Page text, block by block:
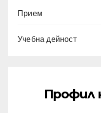
Прием
Учебна дейност
Профил